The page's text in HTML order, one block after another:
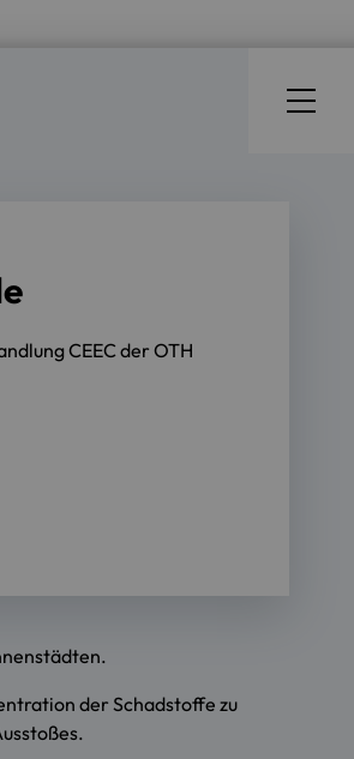
CEEC der OTH
der Schadstoffe zu